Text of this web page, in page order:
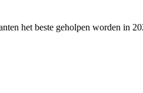
het beste geholpen worden in